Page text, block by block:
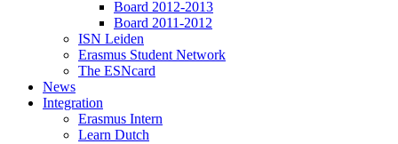
Board 2012-2013
Board 2011-2012
ISN Leiden
Erasmus Student Network
The ESNcard
News
Integration
Erasmus Intern
Learn Dutch